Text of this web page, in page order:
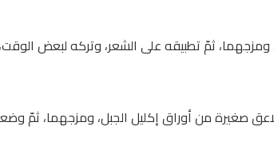
ثمّ تطبيقه على الشعر، وتركه لبعض
صغيرة من أوراق إكليل الجبل، ومزجهما، ثمّ